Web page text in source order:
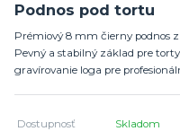
Podnos pod tortu
Prémiový 8 mm čierny podnos
Pevný a stabilný základ pre
gravírovanie loga pre
Dostupnosť Skladom